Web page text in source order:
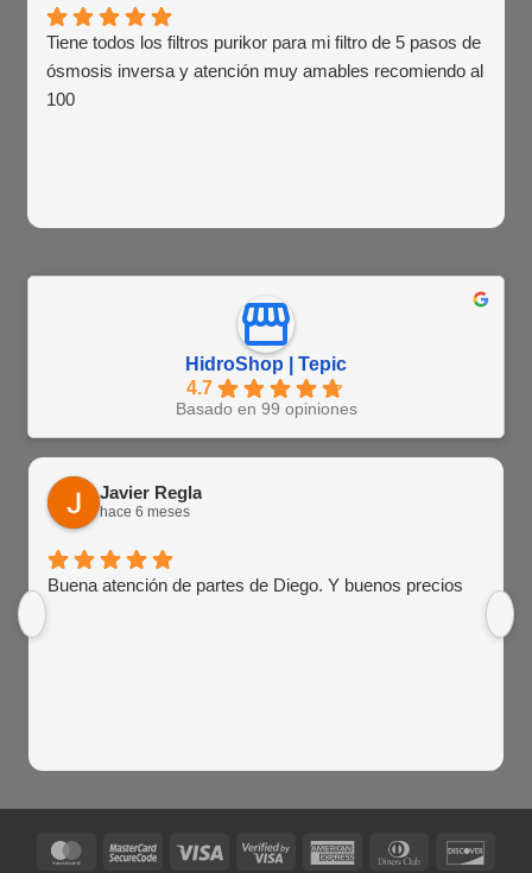
Tiene todos los filtros purikor para mi filtro de 5 pasos de
ósmosis inversa y atención muy amables recomiendo al
100
HidroShop | Tepic
4.7
Basado en 99 opiniones
Javier Regla
hace 6 meses
Buena atención de partes de Diego. Y buenos precios
MasterCardMasterCardVisa
Visa
American
Dinners